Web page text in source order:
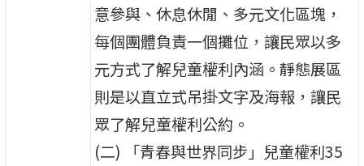
意參與、休息休閒、多元文化區塊，
每個團體負責一個攤位，讓民眾以多
元方式了解兒童權利內涵。靜態展區
則是以直立式吊掛文字及海報，讓民
眾了解兒童權利公約。
(二) 「青春與世界同步」兒童權利35